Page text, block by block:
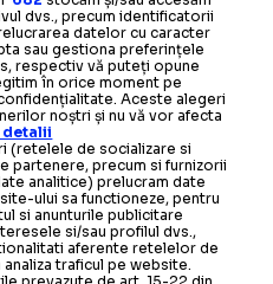
07.02.2025
dar nu cu Aktobe!
dvs., precum identificatorii
datelor cu caracter
sau gestiona preferințele
respectiv vă puteți opune
în orice moment pe
Aceste alegeri
noștri și nu vă vor afecta
detalii
(retelele de socializare si
partenere, precum si furnizorii
analitice) prelucram date
ului sa functioneze, pentru
si anunturile publicitare
si/sau profilul dvs.,
aferente retelelor de
traficul pe website.